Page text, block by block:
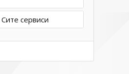
Сите сервиси